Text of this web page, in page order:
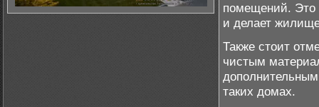
помещений. Это
и делает
Также стоит
чистым
таких домах.